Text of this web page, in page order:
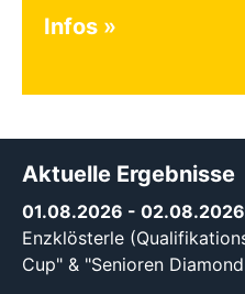
Infos
Aktuelle Ergebnisse
01.08.2026 - 02.08.2026
Enzklösterle
Cup" & "Senioren